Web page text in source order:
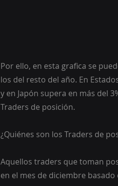
Por ello, en esta grafica se
los del resto del año. En
y en Japón supera en más del
Traders de posición.
¿Quiénes son los Traders de
Aquellos traders que toman
en el mes de diciembre